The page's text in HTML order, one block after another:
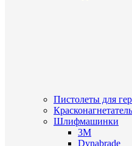
Пистолеты для
Шлифмашинки
3M
Dynabrade